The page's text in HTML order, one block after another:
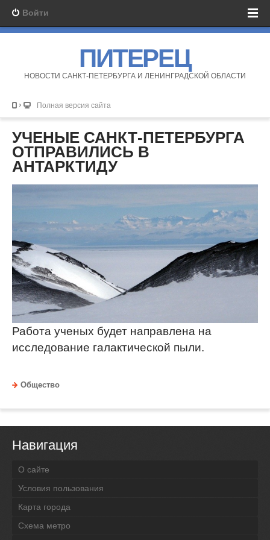
Войти
ПИТЕРЕЦ
НОВОСТИ САНКТ-ПЕТЕРБУРГА И ЛЕНИНГРАДСКОЙ ОБЛАСТИ
Полная версия сайта
УЧЕНЫЕ САНКТ-ПЕТЕРБУРГА
ОТПРАВИЛИСЬ В
АНТАРКТИДУ
Работа ученых будет направлена на
исследование галактической пыли.
Общество
Навигация
О сайте
Условия пользования
Карта города
Схема метро